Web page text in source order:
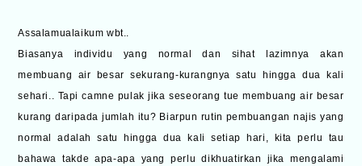
Assalamualaikum wbt..
Biasanya individu yang normal dan sihat lazimnya akan
membuang air besar sekurang-kurangnya satu hingga dua kali
sehari.. Tapi camne pulak jika seseorang tue membuang air besar
kurang daripada jumlah itu? Biarpun rutin pembuangan najis yang
normal adalah satu hingga dua kali setiap hari, kita perlu tau
bahawa takde apa-apa yang perlu dikhuatirkan jika mengalami